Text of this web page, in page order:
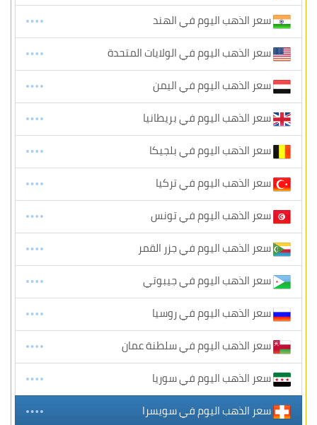
سعر الذهب اليوم في الهند
سعر الذهب اليوم في الولايات المتحدة
سعر الذهب اليوم في اليمن
سعر الذهب اليوم في بريطانيا
سعر الذهب اليوم في بلجيكا
سعر الذهب اليوم في تركيا
سعر الذهب اليوم في تونس
سعر الذهب اليوم في جزر القمر
سعر الذهب اليوم في جيبوتي
سعر الذهب اليوم في روسيا
سعر الذهب اليوم في سلطنة عمان
سعر الذهب اليوم في سوريا
سعر الذهب اليوم في سويسرا